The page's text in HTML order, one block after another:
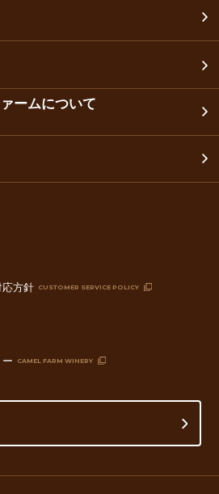
ームについて
方針 CUSTOMER SERVICE POLICY
CAMEL FARM WINERY